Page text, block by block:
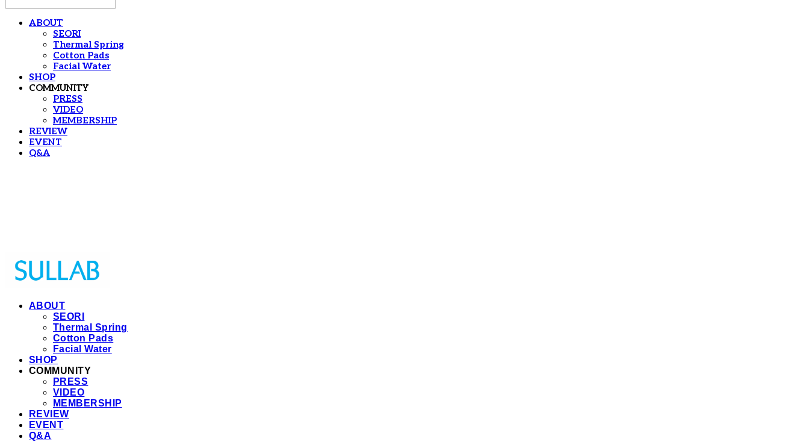
ABOUT
SEORI
Thermal Spring
Cotton Pads
Facial Water
SHOP
COMMUNITY
PRESS
VIDEO
MEMBERSHIP
REVIEW
EVENT
Q&A
ABOUT
SEORI
Thermal Spring
Cotton Pads
Facial Water
SHOP
COMMUNITY
PRESS
VIDEO
MEMBERSHIP
REVIEW
EVENT
Q&A